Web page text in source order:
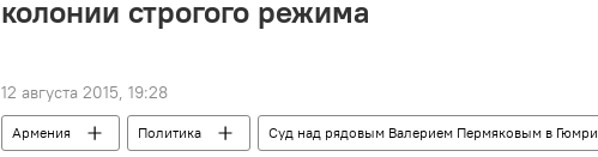
колонии строгого режима
12 августа 2015, 19:28
Армения Политика
Суд над рядовым Валерием Пермяковым в Гюмри